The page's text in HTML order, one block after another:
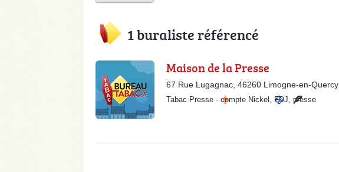
1 buraliste référencé
Maison de la Presse
67 Rue Lugagnac, 46260 Limogne-en-Quercy
Tabac Presse - compte Nickel , FDJ, presse